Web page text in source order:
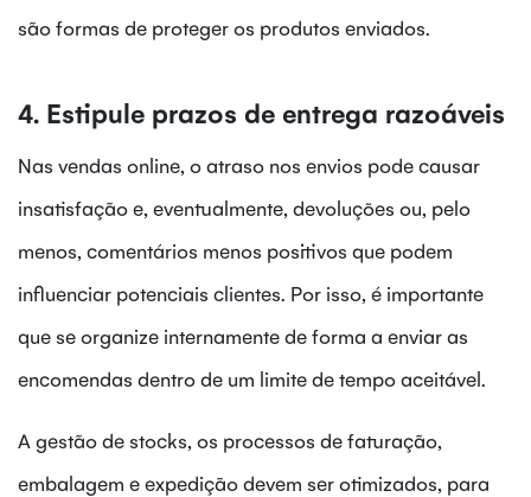
são formas de proteger os produtos enviados.
4. Estipule prazos de entrega razoáveis
Nas vendas online, o atraso nos envios pode causar
insatisfação e, eventualmente, devoluções ou, pelo
menos, comentários menos positivos que podem
influenciar potenciais clientes. Por isso, é importante
que se organize internamente de forma a enviar as
encomendas dentro de um limite de tempo aceitável.
A gestão de stocks, os processos de faturação,
embalagem e expedição devem ser otimizados, para